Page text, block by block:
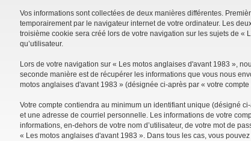
Vos informations sont collectées de deux manières différentes.
temporairement par le navigateur internet de votre ordinateur. Les
troisième cookie sera créé lors de votre navigation sur les sujets de «
qu’utilisateur.
Lors de votre navigation sur « Les motos anglaises d'avant 1983 »,
seconde manière est de récupérer les informations que vous nous
motos anglaises d'avant 1983 » (désignée ci-après par « votre
Votre compte contiendra au minimum un identifiant unique (désigné
et une adresse de courriel personnelle. Les informations de votre
informations, en-dehors de votre nom d’utilisateur, de votre mot de
« Les motos anglaises d'avant 1983 ». Dans tous les cas, vous